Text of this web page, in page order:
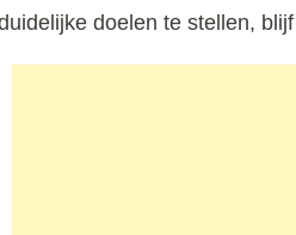
doelen te stellen,